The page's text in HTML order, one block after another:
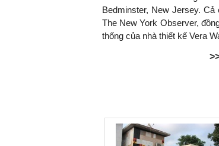
Bedminster, New Jersey.
The New York Observer,
thống của nhà thiết kế Vera